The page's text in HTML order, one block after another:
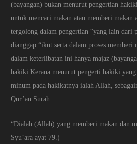
(bayangan) bukan menurut pengertian
untuk mencari makan atau memberi makan
tergolong dalam pengertian “yang lain dari
dianggap “ikut serta dalam proses memberi
dalam keterlibatan ini hanya majaz
hakiki.Kerana menurut pengerti hakiki yang
minum pada hakikatnya ialah Allah,
Qur’an Surah:
“Dialah (Allah) yang memberi makan dan
Syu’ara ayat 79.)